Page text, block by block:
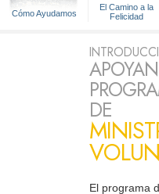
Cómo Ayudamos
El Camino a la
Felicidad
DE
El programa